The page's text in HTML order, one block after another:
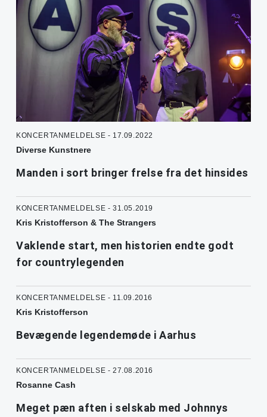
KONCERTANMELDELSE - 17.09.2022
Diverse Kunstnere
Manden i sort bringer frelse fra det hinsides
KONCERTANMELDELSE - 31.05.2019
Kris Kristofferson & The Strangers
Vaklende start, men historien endte godt
for countrylegenden
KONCERTANMELDELSE - 11.09.2016
Kris Kristofferson
Bevægende legendemøde i Aarhus
KONCERTANMELDELSE - 27.08.2016
Rosanne Cash
Meget pæn aften i selskab med Johnnys